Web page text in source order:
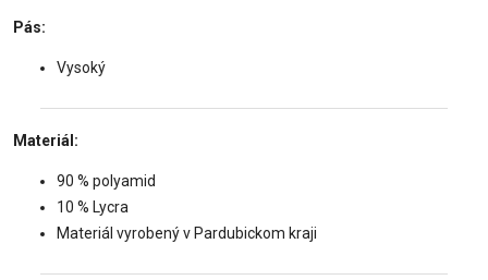
Pás:
Vysoký
Materiál:
90 % polyamid
10 % Lycra
Materiál vyrobený v Pardubickom kraji